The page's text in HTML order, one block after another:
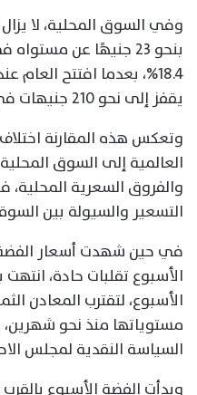
بنحو 23 جنيهًا عن
يقفز إلى نحو 210 جنيهات في 29 يناير.
وتعكس هذه المقارنة
العالمية إلى السوق
والفروق السعرية المحلية،
التسعير والسيولة بين
في حين شهدت أسعار الفضة
الأسبوع تقلبات حادة،
الأسبوع، لتقترب المعادن
مستوياتها منذ نحو
السياسة النقدية لمجلس